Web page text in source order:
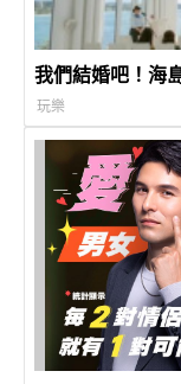
我們結婚吧！海
玩樂